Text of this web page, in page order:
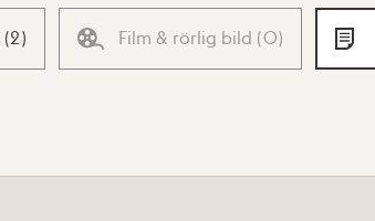
(2) Film & rörlig bild (0)